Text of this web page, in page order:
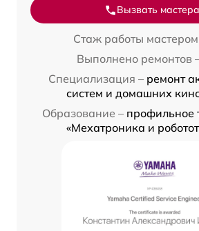
Вызвать мастера
Стаж работы
Выполнено ремонтов
Специализация – ремонт
систем и домашних
Образование – профильное
«Мехатроника и